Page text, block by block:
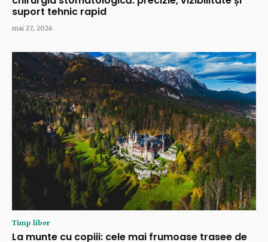
suport tehnic rapid
mai 27, 2026
Timp liber
La munte cu copiii: cele mai frumoase trasee de